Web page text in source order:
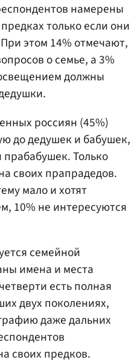
намерены
только если они
этом 14% отмечают,
о семье, а 3%
должны
россиян (45%)
до дедушек и бабушек,
Только
своих прапрадедов.
мало и хотят
10% не интересуются
семейной
имена и места
есть полная
двух поколениях,
даже дальних
своих предков.